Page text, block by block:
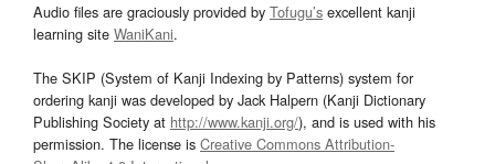
Audio files are graciously provided by Tofugu’s excellent kanji
learning site WaniKani.
The SKIP (System of Kanji Indexing by Patterns) system for
ordering kanji was developed by Jack Halpern (Kanji Dictionary
Publishing Society at http://www.kanji.org/), and is used with his
permission. The license is Creative Commons Attribution-